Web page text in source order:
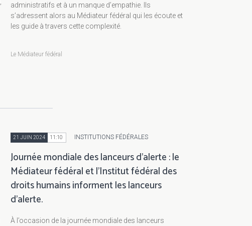
administratifs et à un manque d’empathie. Ils
s’adressent alors au Médiateur fédéral qui les écoute et
les guide à travers cette complexité.
Le Médiateur fédéral
21 JUIN 2024 11:10 INSTITUTIONS FÉDÉRALES
Journée mondiale des lanceurs d’alerte : le
Médiateur fédéral et l’Institut fédéral des
droits humains informent les lanceurs
d’alerte.
À l’occasion de la journée mondiale des lanceurs